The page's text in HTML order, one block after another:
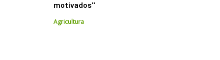
motivados"
Agricultura